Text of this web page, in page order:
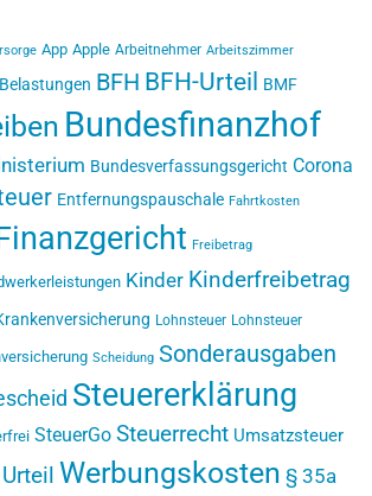
App Apple Arbeitnehmer Arbeitszimmer
BFH BFH-Urteil BMF
Bundesfinanzhof
Bundesverfassungsgericht Corona
Entfernungspauschale Fahrtkosten
Freibetrag
Kinder Kinderfreibetrag
Lohnsteuer Lohnsteuer
Scheidung Sonderausgaben
Steuererklärung
SteuerGo Steuerrecht Umsatzsteuer
Urteil Werbungskosten § 35a